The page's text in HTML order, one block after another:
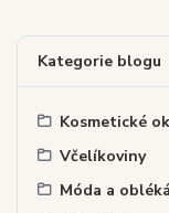
Kategorie blogu
Kosmetické
Včelíkoviny
Móda a